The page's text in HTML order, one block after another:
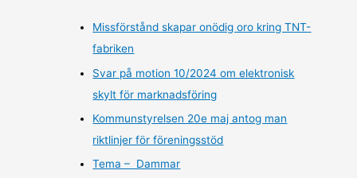
Missförstånd skapar onödig oro kring TNT-
fabriken
Svar på motion 10/2024 om elektronisk
skylt för marknadsföring
Kommunstyrelsen 20e maj antog man
riktlinjer för föreningsstöd
Tema – Dammar